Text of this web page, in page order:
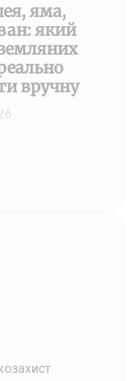
яма,
який
вручну